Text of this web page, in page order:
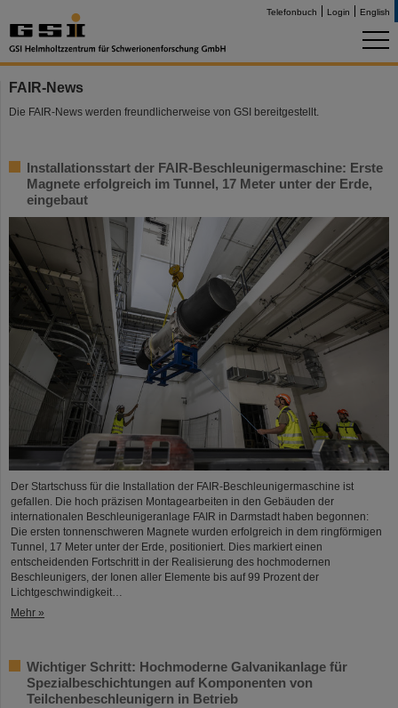
Telefonbuch Login English
FAIR-News
Die FAIR-News werden freundlicherweise von GSI bereitgestellt.
Installationsstart der FAIR-Beschleunigermaschine: Erste
Magnete erfolgreich im Tunnel, 17 Meter unter der Erde,
eingebaut
Der Startschuss für die Installation der FAIR-Beschleunigermaschine ist
gefallen. Die hoch präzisen Montagearbeiten in den Gebäuden der
internationalen Beschleunigeranlage FAIR in Darmstadt haben begonnen:
Die ersten tonnenschweren Magnete wurden erfolgreich in dem ringförmigen
Tunnel, 17 Meter unter der Erde, positioniert. Dies markiert einen
entscheidenden Fortschritt in der Realisierung des hochmodernen
Beschleunigers, der Ionen aller Elemente bis auf 99 Prozent der
Lichtgeschwindigkeit…
Mehr »
Wichtiger Schritt: Hochmoderne Galvanikanlage für
Spezialbeschichtungen auf Komponenten von
Teilchenbeschleunigern in Betrieb